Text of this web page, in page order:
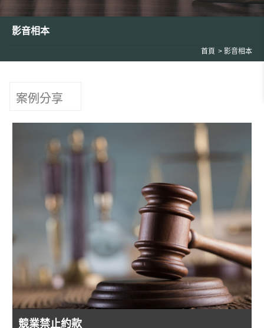
影音相本
首頁 影音相本
案例分享
競業禁止約款